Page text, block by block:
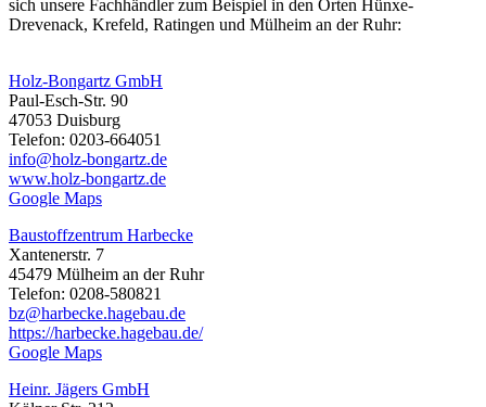
sich unsere Fachhändler zum Beispiel in den Orten Hünxe-
Drevenack, Krefeld, Ratingen und Mülheim an der Ruhr:
Holz-Bongartz GmbH
Paul-Esch-Str. 90
47053 Duisburg
Telefon: 0203-664051
info@holz-bongartz.de
www.holz-bongartz.de
Google Maps
Baustoffzentrum Harbecke
Xantenerstr. 7
45479 Mülheim an der Ruhr
Telefon: 0208-580821
bz@harbecke.hagebau.de
https://harbecke.hagebau.de/
Google Maps
Heinr. Jägers GmbH